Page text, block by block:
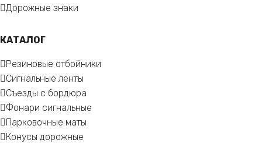
Дорожные знаки
КАТАЛОГ
Резиновые отбойники
Сигнальные ленты
Съезды с бордюра
Фонари сигнальные
Парковочные маты
Конусы дорожные